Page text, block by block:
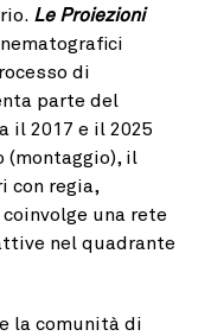
Le Proiezioni
di
parte del
il 2017 e il 2025
(montaggio), il
con regia,
una rete
nel quadrante
la comunità di